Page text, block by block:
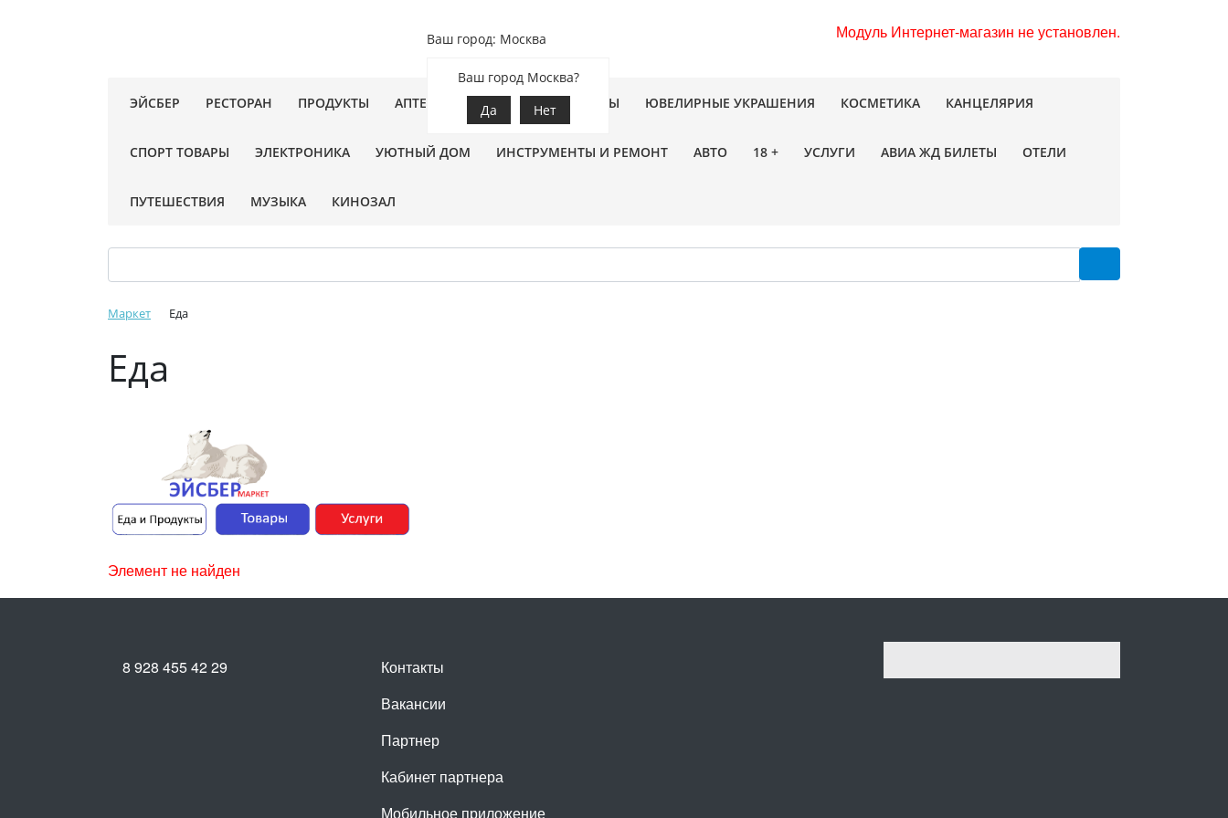
Модуль Интернет-магазин не установлен.
Ваш город: Москва
Ваш город Москва?
Да
Нет
ЭЙСБЕР РЕСТОРАН ПРОДУКТЫ АПТЕКА ЗООТОВАРЫ ЦВЕТЫ ЮВЕЛИРНЫЕ УКРАШЕНИЯ КОСМЕТИКА КАНЦЕЛЯРИЯ
СПОРТ ТОВАРЫ ЭЛЕКТРОНИКА УЮТНЫЙ ДОМ ИНСТРУМЕНТЫ И РЕМОНТ АВТО 18 + УСЛУГИ АВИА ЖД БИЛЕТЫ ОТЕЛИ
ПУТЕШЕСТВИЯ МУЗЫКА КИНОЗАЛ
Маркет Еда
Еда
Элемент не найден
Контакты
Вакансии
Партнер
Кабинет партнера
Мобильное приложение
8 928 455 42 29